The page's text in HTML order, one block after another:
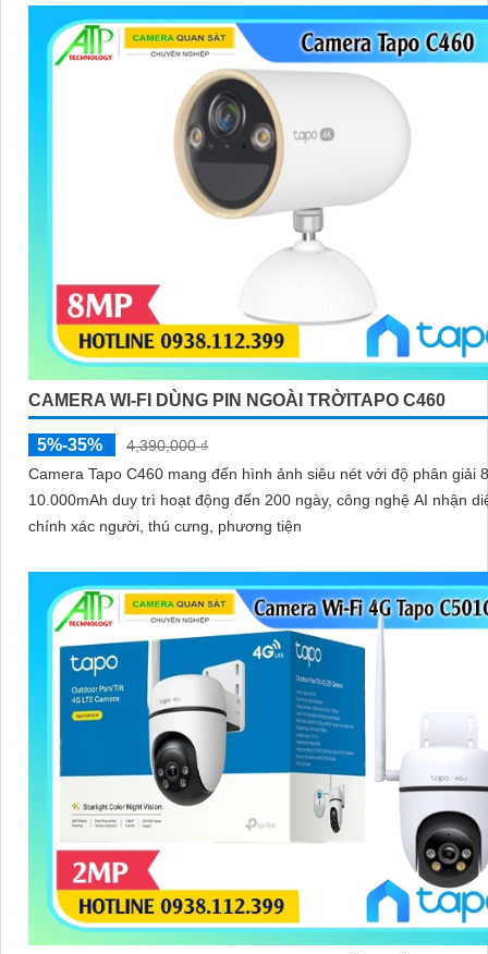
CAMERA WI-FI DÙNG PIN NGOÀI TRỜITAPO C460
5%-35%
4,390,000 ₫
Camera Tapo C460 mang đến hình ảnh siêu nét với độ phân giải
10.000mAh duy trì hoạt động đến 200 ngày, công nghệ AI nhận
chính xác người, thú cưng, phương tiện